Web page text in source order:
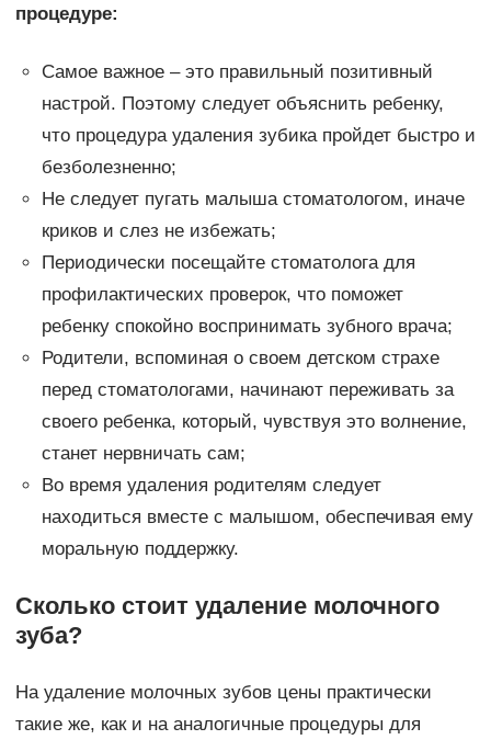
процедуре:
Самое важное – это правильный позитивный
настрой. Поэтому следует объяснить ребенку,
что процедура удаления зубика пройдет быстро и
безболезненно;
Не следует пугать малыша стоматологом, иначе
криков и слез не избежать;
Периодически посещайте стоматолога для
профилактических проверок, что поможет
ребенку спокойно воспринимать зубного врача;
Родители, вспоминая о своем детском страхе
перед стоматологами, начинают переживать за
своего ребенка, который, чувствуя это волнение,
станет нервничать сам;
Во время удаления родителям следует
находиться вместе с малышом, обеспечивая ему
моральную поддержку.
Сколько стоит удаление молочного
зуба?
На удаление молочных зубов цены практически
такие же, как и на аналогичные процедуры для